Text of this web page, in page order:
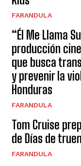
FARANDULA
“Él Me Llama
producción
que busca
y prevenir la
Honduras
FARANDULA
Tom Cruise
de Días de
FARANDULA